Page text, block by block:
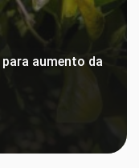
aumento da